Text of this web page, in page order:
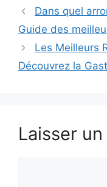
Dans quel
Guide des
Les Meilleurs
Découvrez la
Laisser